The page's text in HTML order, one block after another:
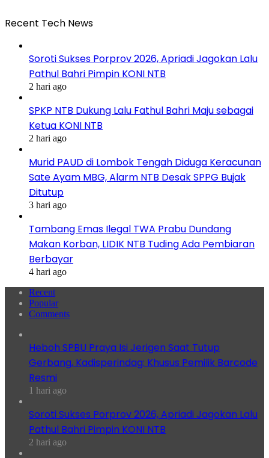
Recent Tech News
Soroti Sukses Porprov 2026, Apriadi Jagokan Lalu
Pathul Bahri Pimpin KONI NTB
2 hari ago
SPKP NTB Dukung Lalu Fathul Bahri Maju sebagai
Ketua KONI NTB
2 hari ago
Murid PAUD di Lombok Tengah Diduga Keracunan
Sate Ayam MBG, Alarm NTB Desak SPPG Bujak
Ditutup
3 hari ago
Tambang Emas Ilegal TWA Prabu Dundang
Makan Korban, LIDIK NTB Tuding Ada Pembiaran
Berbayar
4 hari ago
Recent
Popular
Comments
Heboh SPBU Praya Isi Jerigen Saat Tutup
Gerbang, Kadisperindag: Khusus Pemilik Barcode
Resmi
1 hari ago
Soroti Sukses Porprov 2026, Apriadi Jagokan Lalu
Pathul Bahri Pimpin KONI NTB
2 hari ago